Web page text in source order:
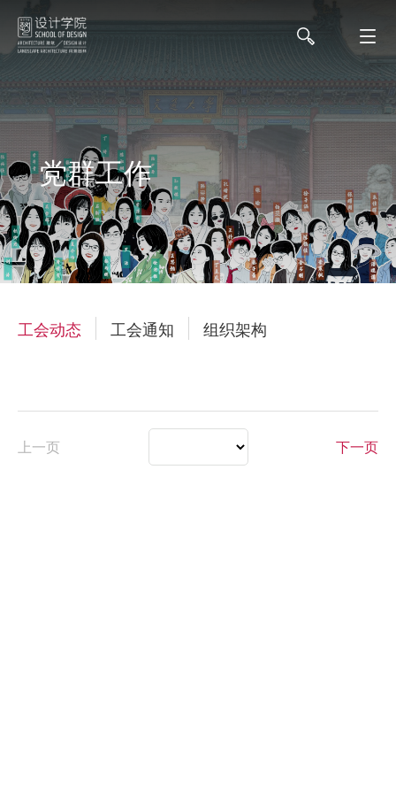
党群工作
工会动态 工会通知 组织架构
上一页 下一页